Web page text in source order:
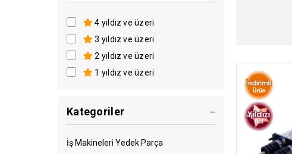
4 yıldız ve üzeri
3 yıldız ve üzeri
2 yıldız ve üzeri
1 yıldız ve üzeri
Kategoriler
İş Makineleri Yedek Parça